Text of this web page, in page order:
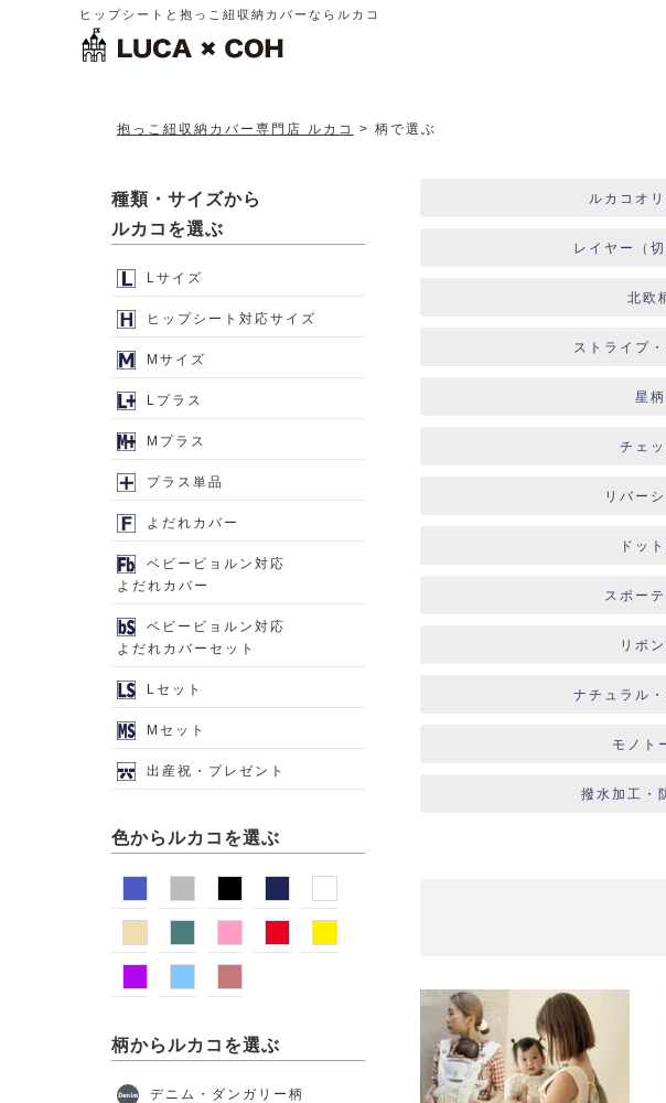
ヒップシートと抱っこ紐収納カバーならルカコ
抱っこ紐収納カバー専門店 ルカコ 柄で選ぶ
ルカコオ
レイヤー（切
北欧
ストライプ
星柄
チェッ
リバー
ドッ
スポー
リボ
ナチュラル
モノト
撥水加工・
種類・サイズから
ルカコを選ぶ
Lサイズ
ヒップシート対応サイズ
Mサイズ
Lプラス
Mプラス
プラス単品
よだれカバー
ベビービョルン対応
よだれカバー
ベビービョルン対応
よだれカバーセット
Lセット
Mセット
出産祝・プレゼント
色からルカコを選ぶ
柄からルカコを選ぶ
デニム・ダンガリー柄